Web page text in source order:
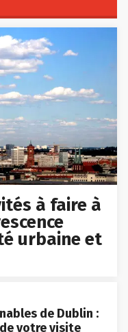
à faire à
urbaine et
de Dublin :
votre visite